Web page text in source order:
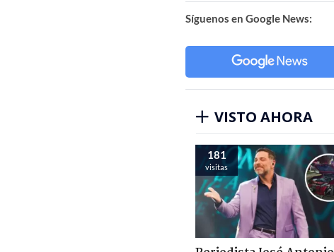
Síguenos en Google News:
VISTO AHORA
181
visitas